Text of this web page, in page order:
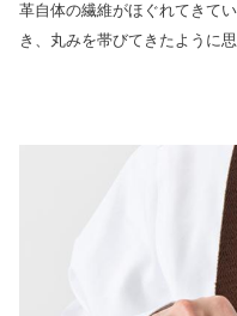
革自体の繊維がほぐれてきて
き、丸みを帯びてきたように思